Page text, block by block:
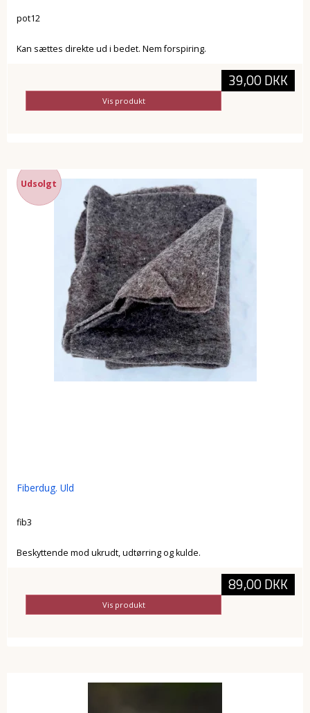
pot12
Kan sættes direkte ud i bedet. Nem forspiring.
39,00 DKK
Vis produkt
Udsolgt
Fiberdug. Uld
fib3
Beskyttende mod ukrudt, udtørring og kulde.
89,00 DKK
Vis produkt